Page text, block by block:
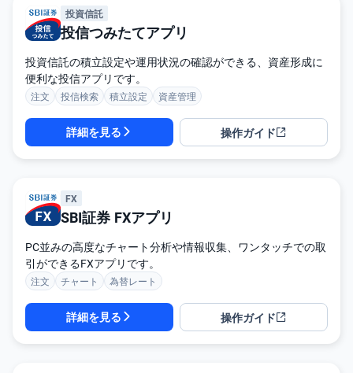
く
り
っ
く
株
3
6
5)
店
C
F
S
T(
セ
ュ
リ
テ
ィ
・
ト
ー
ク
ン
)
投資信託
投信つみたてアプリ
投資信託の積立設定や運用状況の確認ができる、資産形成に
便利な投信アプリです。
注文 投信検索 積立設定 資産管理
詳細を見る 操作ガイド
FX
SBI証券 FXアプリ
PC並みの高度なチャート分析や情報収集、ワンタッチでの取
引ができるFXアプリです。
注文 チャート 為替レート
詳細を見る 操作ガイド